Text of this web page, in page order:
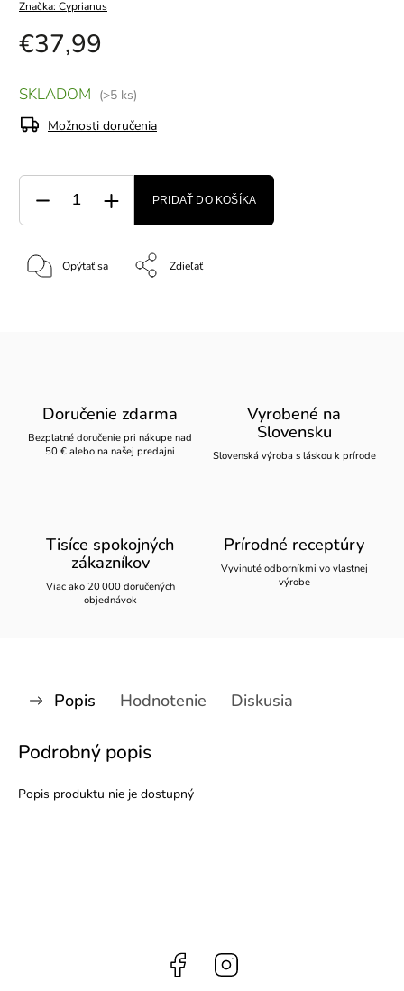
Značka: Cyprianus
€37,99
SKLADOM (>5 ks)
Možnosti doručenia
PRIDAŤ DO KOŠÍKA
Opýtať sa Zdieľať
Doručenie zdarma
Bezplatné doručenie pri nákupe nad
50 € alebo na našej predajni
Vyrobené na
Slovensku
Slovenská výroba s láskou k prírode
Tisíce spokojných
zákazníkov
Viac ako 20 000 doručených
objednávok
Prírodné receptúry
Vyvinuté odborníkmi vo vlastnej
výrobe
Popis Hodnotenie Diskusia
Podrobný popis
Popis produktu nie je dostupný
Facebook